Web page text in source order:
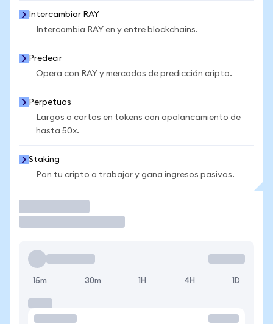
Intercambiar RAY
Intercambia RAY en y entre blockchains.
Predecir
Opera con RAY y mercados de predicción cripto.
Perpetuos
Largos o cortos en tokens con apalancamiento de
hasta 50x.
Staking
Pon tu cripto a trabajar y gana ingresos pasivos.
15m 30m 1H 4H 1D